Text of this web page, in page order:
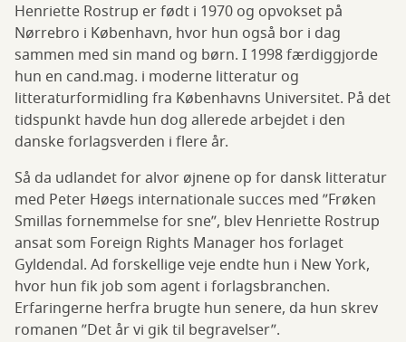
Henriette Rostrup er født i 1970 og opvokset på
Nørrebro i København, hvor hun også bor i dag
sammen med sin mand og børn. I 1998 færdiggjorde
hun en cand.mag. i moderne litteratur og
litteraturformidling fra Københavns Universitet. På det
tidspunkt havde hun dog allerede arbejdet i den
danske forlagsverden i flere år.
Så da udlandet for alvor øjnene op for dansk litteratur
med Peter Høegs internationale succes med ”Frøken
Smillas fornemmelse for sne”, blev Henriette Rostrup
ansat som Foreign Rights Manager hos forlaget
Gyldendal. Ad forskellige veje endte hun i New York,
hvor hun fik job som agent i forlagsbranchen.
Erfaringerne herfra brugte hun senere, da hun skrev
romanen ”Det år vi gik til begravelser”.